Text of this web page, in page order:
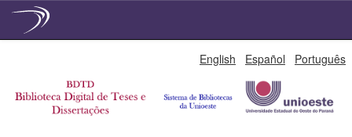
English Español Português